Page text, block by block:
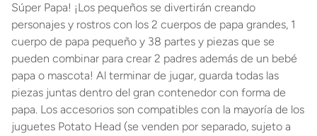
Súper Papa! ¡Los pequeños se divertirán creando
personajes y rostros con los 2 cuerpos de papa grandes, 1
cuerpo de papa pequeño y 38 partes y piezas que se
pueden combinar para crear 2 padres además de un bebé
papa o mascota! Al terminar de jugar, guarda todas las
piezas juntas dentro del gran contenedor con forma de
papa. Los accesorios son compatibles con la mayoría de los
juguetes Potato Head (se venden por separado, sujeto a